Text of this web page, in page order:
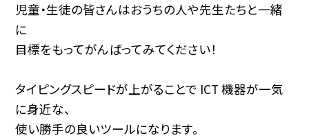
児童・生徒の皆さんはおうちの人や先生たちと一緒
に
目標をもってがんばってみてください！
タイピングスピードが上がることで ICT 機器が一気
に身近な、
使い勝手の良いツールになります。